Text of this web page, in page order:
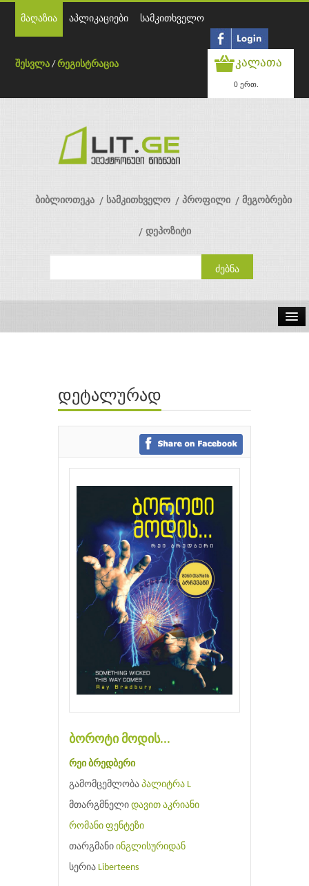
მაღაზია აპლიკაციები სამკითხველო
შესვლა /რეგისტრაცია კალათა
0 ერთ.
ბიბლიოთეკა სამკითხველო პროფილი მეგობრები
დეპოზიტი
ავტორები
გამომცემლობები
დეტალურად
ბოროტი მოდის...
რეი ბრედბერი
გამომცემლობა პალიტრა L
მთარგმნელი დავით აკრიანი
რომანი ფენტეზი
თარგმანი ინგლისურიდან
სერია Liberteens